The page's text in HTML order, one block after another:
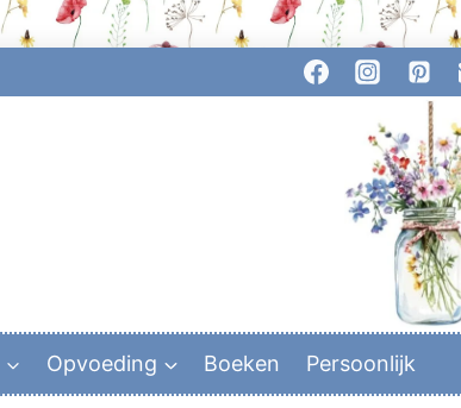
Opvoeding Boeken Persoonlijk